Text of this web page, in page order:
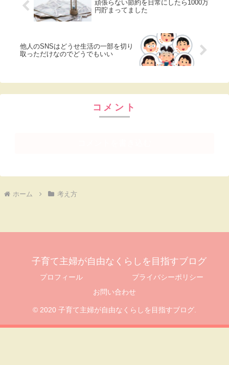
頑張らない節約を日常にしたら1000万
円貯まってました
他人のSNSはどうせ生活の一部を切り
取っただけなのでどうでもいい
コメント
ホーム 考え方
子育て主婦が自由なくらしを目指すブログ
プロフィール
プライバシーポリシー
お問い合わせ
© 2020 子育て主婦が自由なくらしを目指すブログ.